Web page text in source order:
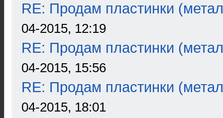
RE: Продам пластинки
04-2015, 12:19
RE: Продам пластинки
04-2015, 15:56
RE: Продам пластинки
04-2015, 18:01